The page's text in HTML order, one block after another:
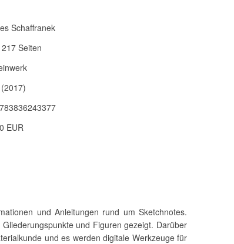
Schaffranek
217 Seiten
EUR
und Anleitungen rund um Sketchnotes.
und Figuren gezeigt. Darüber
und es werden digitale Werkzeuge für